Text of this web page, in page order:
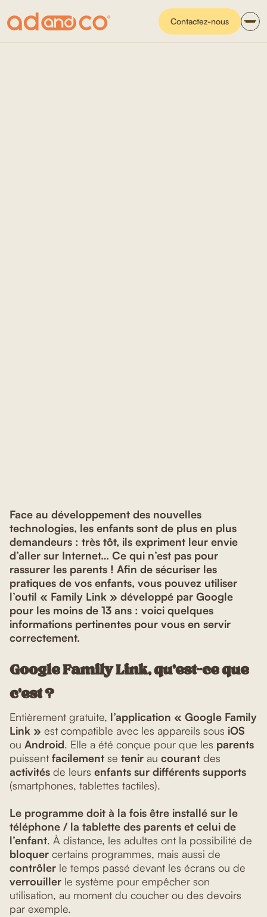
Contactez-nous
Face au développement des nouvelles
technologies, les enfants sont de plus en plus
demandeurs : très tôt, ils expriment leur envie
d’aller sur Internet… Ce qui n’est pas pour
rassurer les parents ! Afin de sécuriser les
pratiques de vos enfants, vous pouvez utiliser
l’outil « Family Link » développé par Google
pour les moins de 13 ans : voici quelques
informations pertinentes pour vous en servir
correctement.
Google Family Link, qu’est-ce que
c’est ?
Entièrement gratuite, l’application « Google Family
Link » est compatible avec les appareils sous iOS
ou Android. Elle a été conçue pour que les parents
puissent facilement se tenir au courant des
activités de leurs enfants sur différents supports
(smartphones, tablettes tactiles).
Le programme doit à la fois être installé sur le
téléphone / la tablette des parents et celui de
l’enfant. À distance, les adultes ont la possibilité de
bloquer certains programmes, mais aussi de
contrôler le temps passé devant les écrans ou de
verrouiller le système pour empêcher son
utilisation, au moment du coucher ou des devoirs
par exemple.